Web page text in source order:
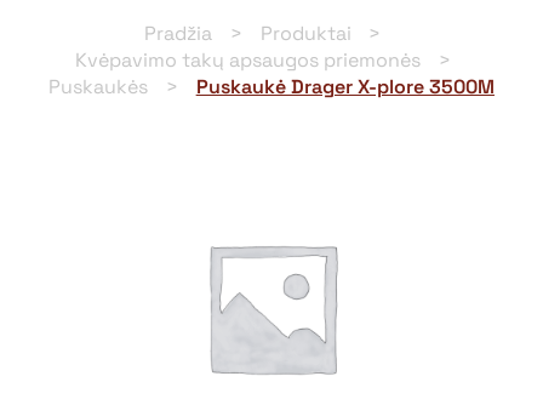
Pradžia
Produktai
Kvėpavimo takų apsaugos priemonės
Puskaukės
Puskaukė Drager X-plore 3500M